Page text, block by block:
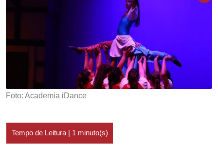
Foto: Academia iDance